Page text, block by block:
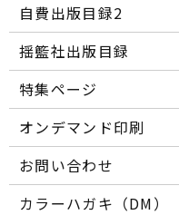
自費出版目録2
揺籃社出版目録
特集ページ
オンデマンド印刷
お問い合わせ
カラーハガキ（DM）